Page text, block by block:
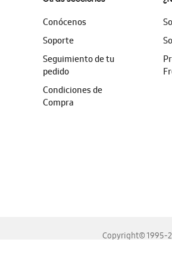
Conócenos
Soporte
Seguimiento de tu
pedido
Condiciones de
Compra
Copyright© 1995-